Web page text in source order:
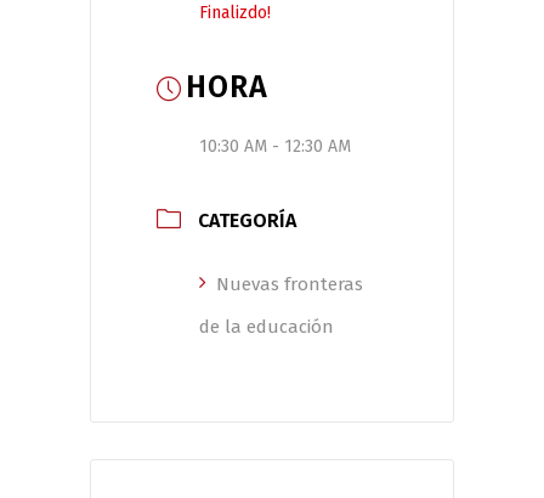
Finalizdo!
HORA
10:30 AM - 12:30 AM
CATEGORÍA
Nuevas fronteras
de la educación